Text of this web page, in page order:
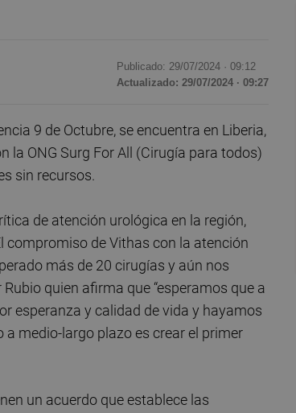
Publicado: 29/07/2024 · 09:12
Actualizado: 29/07/2024 · 09:27
9 de Octubre, se encuentra en Liberia,
la ONG Surg For All (Cirugía para todos)
sin recursos.
de atención urológica en la región,
compromiso de Vithas con la atención
más de 20 cirugías y aún nos
quien afirma que “esperamos que a
esperanza y calidad de vida y hayamos
medio-largo plazo es crear el primer
un acuerdo que establece las